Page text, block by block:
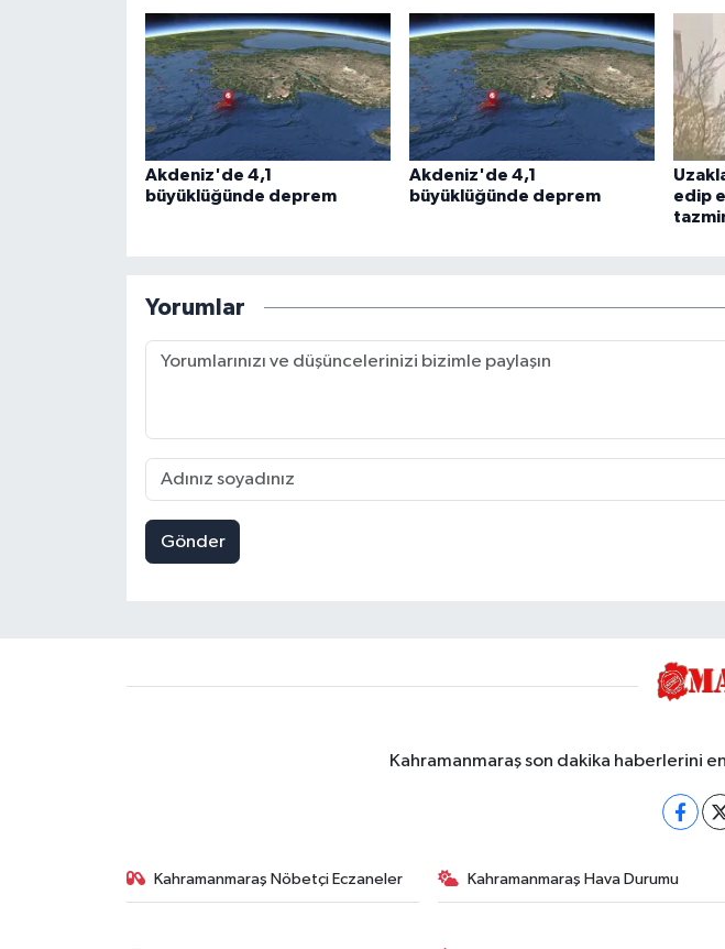
Akdeniz'de 4,1
büyüklüğünde deprem
Akdeniz'de 4,1
büyüklüğünde deprem
edip
Yorumlar
Gönder
Kahramanmaraş son dakika haberlerini
Kahramanmaraş Nöbetçi Eczaneler Kahramanmaraş Hava Durumu